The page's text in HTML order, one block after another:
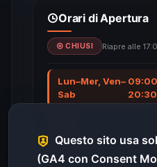
Orari di Apertura
CHIUSI Riapre alle
Lun–Mer, Ven–
Sab
20:30
Dom
Questo sito usa
(GA4 con Consent